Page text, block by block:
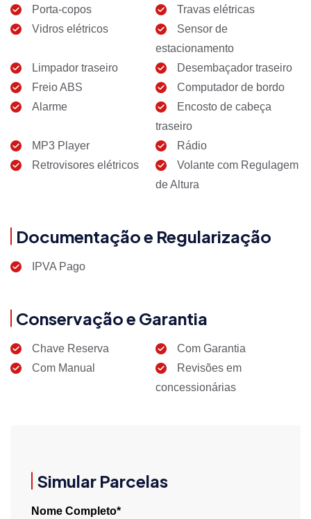
Porta-copos
Travas elétricas
Vidros elétricos
Sensor de
estacionamento
Limpador traseiro
Desembaçador traseiro
Freio ABS
Computador de bordo
Alarme
Encosto de cabeça
traseiro
MP3 Player
Rádio
Retrovisores elétricos
Volante com Regulagem
de Altura
Documentação e Regularização
IPVA Pago
Conservação e Garantia
Chave Reserva
Com Garantia
Com Manual
Revisões em
concessionárias
Simular Parcelas
Nome Completo*